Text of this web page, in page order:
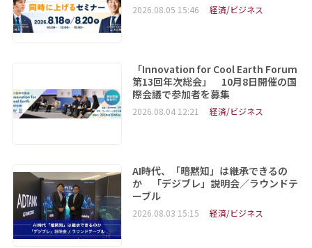
2026.08.05 15:46 経済/ビジネス
「Innovation for Cool Earth Forum
第13回年次総会」 10月8日開催の国
際会議で参加者を募集
2026.08.04 12:21 経済/ビジネス
AI時代、「暗黙知」は継承できるの
か 「デジブレ」説明会／ラウンドテ
ーブル
2026.08.03 15:15 経済/ビジネス